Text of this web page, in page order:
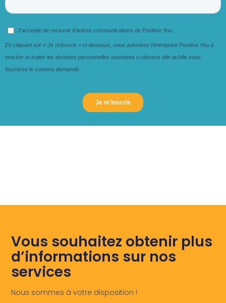
Vous souhaitez obtenir plus
d’informations sur nos
services
Nous sommes à votre disposition !